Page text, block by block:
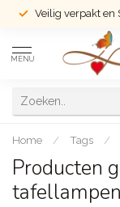
Veilig verpakt en
MENU
Home / Tags /
Producten
tafellampen